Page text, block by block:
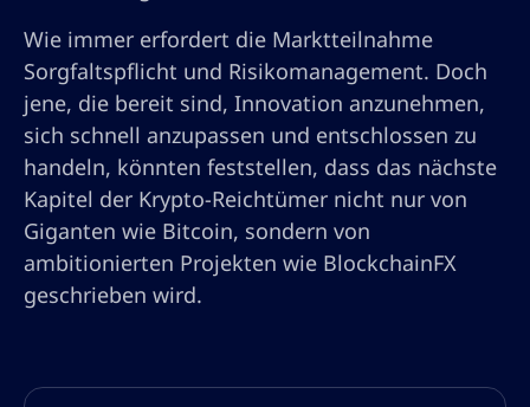
Wie immer erfordert die Marktteilnahme
Sorgfaltspflicht und Risikomanagement. Doch
jene, die bereit sind, Innovation anzunehmen,
sich schnell anzupassen und entschlossen zu
handeln, könnten feststellen, dass das nächste
Kapitel der Krypto-Reichtümer nicht nur von
Giganten wie Bitcoin, sondern von
ambitionierten Projekten wie BlockchainFX
geschrieben wird.